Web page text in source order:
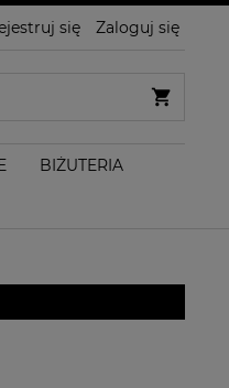
się Zaloguj się
BIŻUTERIA